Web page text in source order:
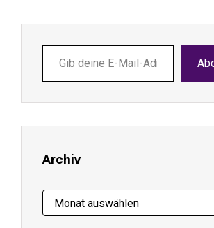
deine
E-
ein ...
Archiv
Archiv